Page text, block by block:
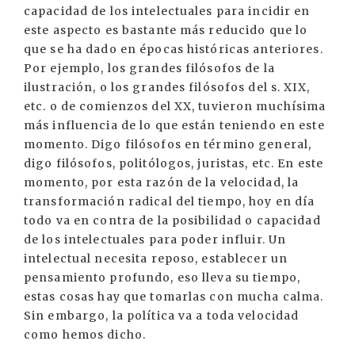
capacidad de los intelectuales para incidir en
este aspecto es bastante más reducido que lo
que se ha dado en épocas históricas anteriores.
Por ejemplo, los grandes filósofos de la
ilustración, o los grandes filósofos del s. XIX,
etc. o de comienzos del XX, tuvieron muchísima
más influencia de lo que están teniendo en este
momento. Digo filósofos en término general,
digo filósofos, politólogos, juristas, etc. En este
momento, por esta razón de la velocidad, la
transformación radical del tiempo, hoy en día
todo va en contra de la posibilidad o capacidad
de los intelectuales para poder influir. Un
intelectual necesita reposo, establecer un
pensamiento profundo, eso lleva su tiempo,
estas cosas hay que tomarlas con mucha calma.
Sin embargo, la política va a toda velocidad
como hemos dicho.